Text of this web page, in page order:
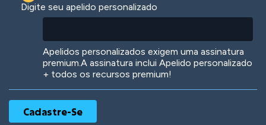
Digite seu apelido personalizado
Apelidos personalizados exigem uma assinatura
premium.A assinatura inclui Apelido personalizado
+ todos os recursos premium!